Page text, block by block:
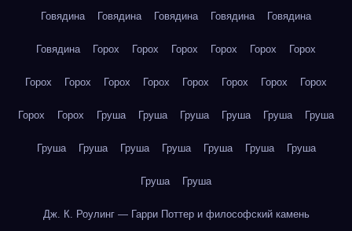
Говядина Говядина Говядина Говядина Говядина
Говядина Горох Горох Горох Горох Горох Горох
Горох Горох Горох Горох Горох Горох Горох Горох
Горох Горох Груша Груша Груша Груша Груша Груша
Груша Груша Груша Груша Груша Груша Груша
Груша Груша
Дж. К. Роулинг — Гарри Поттер и философский камень